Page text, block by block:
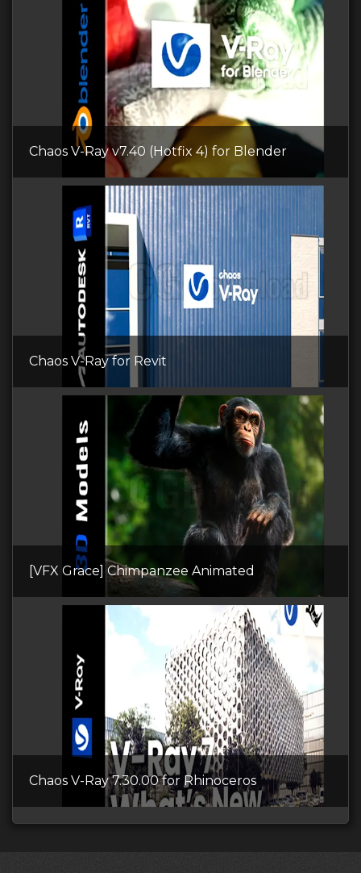
Chaos V-Ray v7.40 (Hotfix 4) for Blender
Chaos V-Ray for Revit
[VFX Grace] Chimpanzee Animated
Chaos V-Ray 7.30.00 for Rhinoceros